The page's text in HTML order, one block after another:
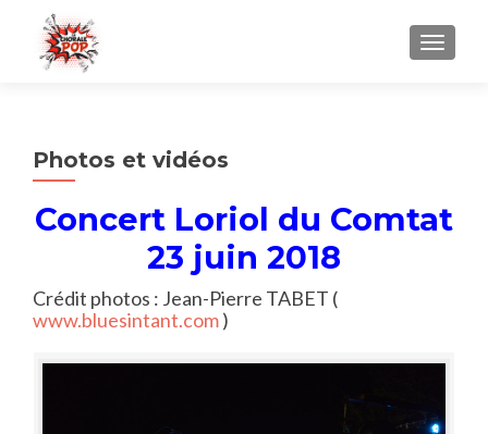
Photos et vidéos
Concert Loriol du Comtat
23 juin 2018
Crédit photos : Jean-Pierre TABET (
www.bluesintant.com)